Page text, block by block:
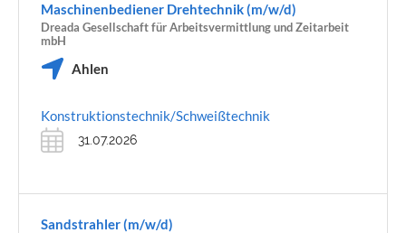
Maschinenbediener Drehtechnik (m/w/d)
Dreada Gesellschaft für Arbeitsvermittlung und Zeitarbeit
mbH
Ahlen
Konstruktionstechnik/Schweißtechnik
31.07.2026
Sandstrahler (m/w/d)